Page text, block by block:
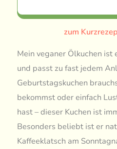
zum
Mein veganer Ölkuchen
und passt zu fast jedem
Geburtstagskuchen
bekommst oder einfach
hast – dieser Kuchen ist
Besonders beliebt ist er
Kaffeeklatsch am